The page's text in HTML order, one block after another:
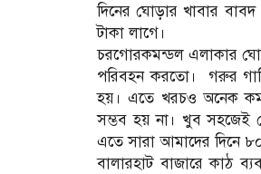
দিনের ঘোড়ার খাবার
টাকা লাগে।
চরগোরকমন্ডল এলাকার
পরিবহন করতো। গরুর
হয়। এতে খরচও অনেক কম
সম্ভব হয় না। খুব সহজেই
এতে সারা আমাদের দিনে
বালারহাট বাজারে কাঠ